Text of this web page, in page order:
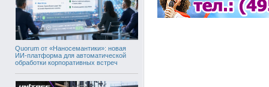
Quorum от «Наносемантики»: новая
ИИ-платформа для автоматической
обработки корпоративных встреч